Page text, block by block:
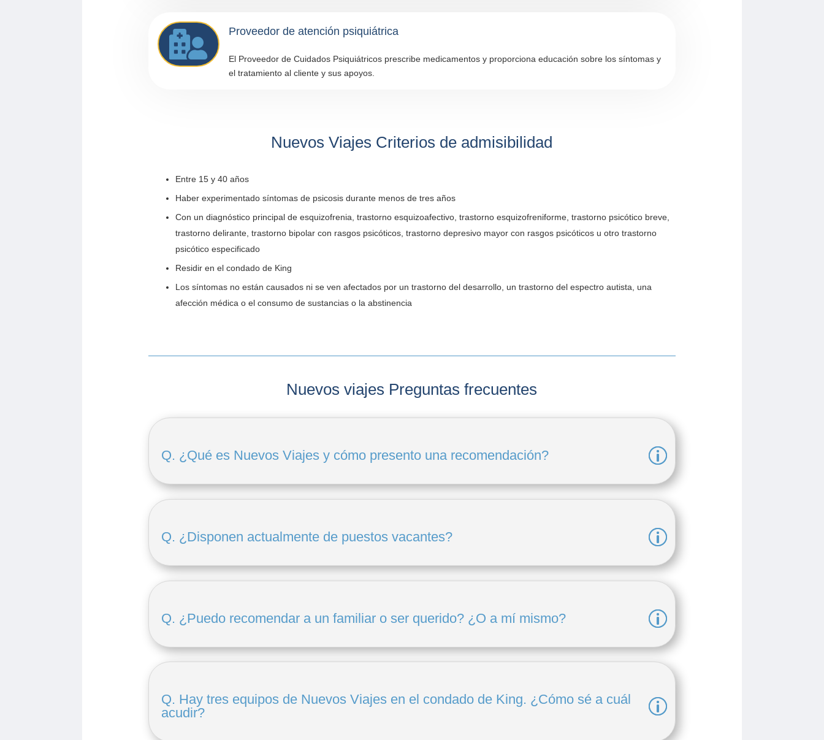
 Proveedor de atención psiquiátrica
El Proveedor de Cuidados Psiquiátricos prescribe medicamentos y proporciona educación sobre los síntomas y
el tratamiento al cliente y sus apoyos.
Nuevos Viajes Criterios de admisibilidad
Entre 15 y 40 años
Haber experimentado síntomas de psicosis durante menos de tres años
Con un diagnóstico principal de esquizofrenia, trastorno esquizoafectivo, trastorno esquizofreniforme, trastorno psicótico breve,
trastorno delirante, trastorno bipolar con rasgos psicóticos, trastorno depresivo mayor con rasgos psicóticos u otro trastorno
psicótico especificado
Residir en el condado de King
Los síntomas no están causados ni se ven afectados por un trastorno del desarrollo, un trastorno del espectro autista, una
afección médica o el consumo de sustancias o la abstinencia
Nuevos viajes Preguntas frecuentes
Q. ¿Qué es Nuevos Viajes y cómo presento una recomendación?
Q. ¿Disponen actualmente de puestos vacantes?
Q. ¿Puedo recomendar a un familiar o ser querido? ¿O a mí mismo?
Q. Hay tres equipos de Nuevos Viajes en el condado de King. ¿Cómo sé a cuál
acudir?